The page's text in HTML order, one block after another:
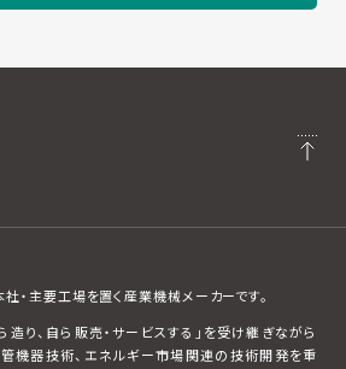
・主要工場を置く産業機械メーカーです。
造り、自ら販売・サービスする」を受け継ぎながら
機器技術、エネルギー市場関連の技術開発を重